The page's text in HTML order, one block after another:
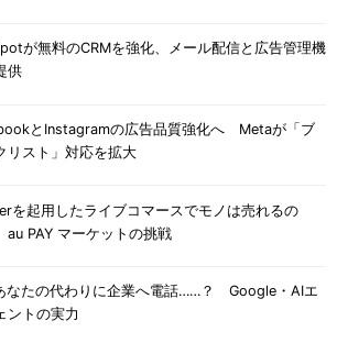
が無料のCRMを強化、メール配信と広告管理機
供
とInstagramの広告品質強化へ Metaが「ブ
リスト」対応を拡大
を起用したライブコマースでモノは売れるの
PAY マーケットの挑戦
なたの代わりに企業へ電話……？ Google・AIエ
ントの実力